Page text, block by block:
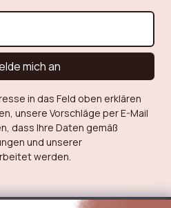
Wohnzimmer
mich an
in das Feld oben erklären
unsere Vorschläge per E-Mail
dass Ihre Daten gemäß
und unserer
werden.